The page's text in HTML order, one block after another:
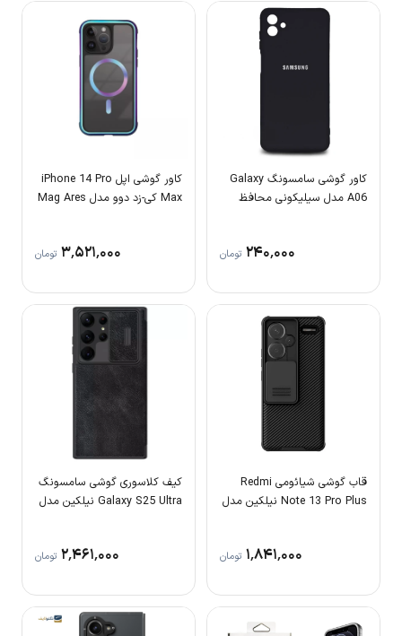
کاور گوشی سامسونگ Galaxy
A06 مدل سیلیکونی محافظ
۲۴۰٬۰۰۰ تومان
کاور گوشی اپل iPhone 14 Pro
Max کی-زد دوو مدل Mag Ares
۳٬۵۲۱٬۰۰۰ تومان
قاب گوشی شیائومی Redmi
Note 13 Pro Plus نیلکین مدل
۱٬۸۴۱٬۰۰۰ تومان
کیف کلاسوری گوشی سامسونگ
Galaxy S25 Ultra نیلکین مدل
۲٬۴۶۱٬۰۰۰ تومان